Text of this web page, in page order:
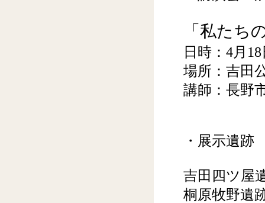
「私たち
日時：4月
場所：吉田
講師：長野
・展示遺跡
吉田四ツ
桐原牧野